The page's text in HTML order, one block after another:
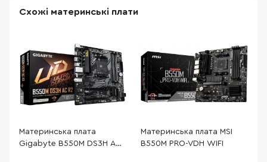
Схожі материнські плати
Материнська плата
Gigabyte B550M DS3H AC
Материнська плата MSI
B550M PRO-VDH WIFI